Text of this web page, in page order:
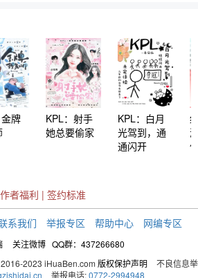
“诶我去，这无畏长得有点帅啊！” “姐在
他的所有信息。” 粉丝们整理好发来。 “他
。” 粉丝：鸟你不要大胆开麦啊！ 无畏：
丝：温筱你别说了！ 温筱：我就说！
牌
KPL：射手
她总要偷家
KPL：白月
光驾到，通
通闪开
作者福利 | 签约标准
系我们 举报专区 帮助中心 网编专区
关注微博 QQ群：437266680
2023 iHuaBen.com 版权保护声明
不良信息举
举报电话: 0772-2994948